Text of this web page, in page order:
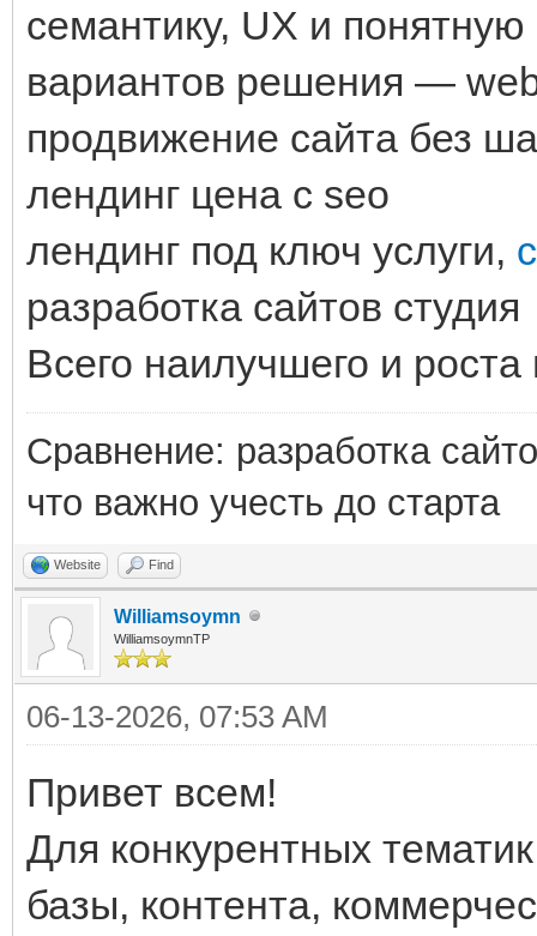
семантику, UX и
вариантов решения —
продвижение сайта без
лендинг цена с seo
лендинг под ключ услуги,
разработка сайтов студия
Всего наилучшего и роста
Сравнение: разработка
что важно учесть до старта
Website Find
Williamsoymn
WilliamsoymnTP
06-13-2026, 07:53 AM
Привет всем!
Для конкурентных
базы, контента,